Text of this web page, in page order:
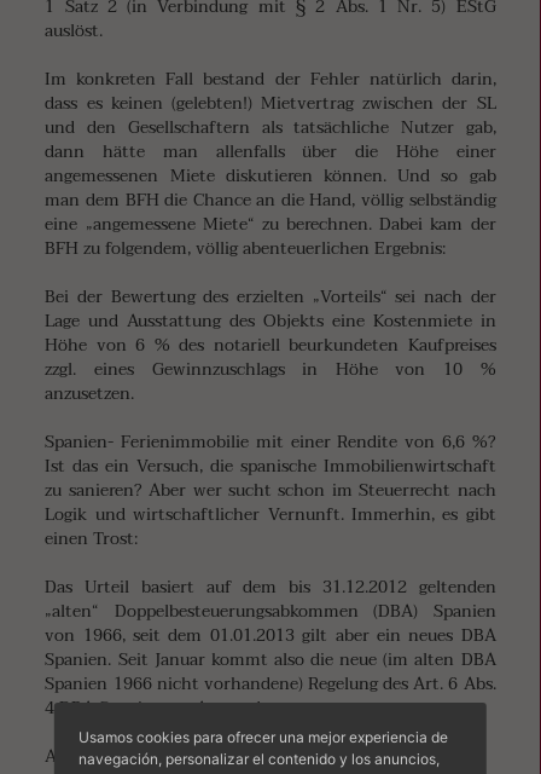
1 Satz 2 (in Verbindung mit § 2 Abs. 1 Nr. 5) EStG
auslöst.
Im konkreten Fall bestand der Fehler natürlich darin,
dass es keinen (gelebten!) Mietvertrag zwischen der SL
und den Gesellschaftern als tatsächliche Nutzer gab,
dann hätte man allenfalls über die Höhe einer
angemessenen Miete diskutieren können. Und so gab
man dem BFH die Chance an die Hand, völlig selbständig
eine „angemessene Miete“ zu berechnen. Dabei kam der
BFH zu folgendem, völlig abenteuerlichen Ergebnis:
Bei der Bewertung des erzielten „Vorteils“ sei nach der
Lage und Ausstattung des Objekts eine Kostenmiete in
Höhe von 6 % des notariell beurkundeten Kaufpreises
zzgl. eines Gewinnzuschlags in Höhe von 10 %
anzusetzen.
Spanien- Ferienimmobilie mit einer Rendite von 6,6 %?
Ist das ein Versuch, die spanische Immobilienwirtschaft
zu sanieren? Aber wer sucht schon im Steuerrecht nach
Logik und wirtschaftlicher Vernunft. Immerhin, es gibt
einen Trost:
Das Urteil basiert auf dem bis 31.12.2012 geltenden
„alten“ Doppelbesteuerungsabkommen (DBA) Spanien
von 1966, seit dem 01.01.2013 gilt aber ein neues DBA
Spanien. Seit Januar kommt also die neue (im alten DBA
Spanien 1966 nicht vorhandene) Regelung des Art. 6 Abs.
4 DBA Spanien zur Anwendung.
Art. 6 Abs. 4 DBA Spanien 2013 hat folgenden Wortlaut:
Usamos cookies para ofrecer una mejor experiencia de
navegación, personalizar el contenido y los anuncios,